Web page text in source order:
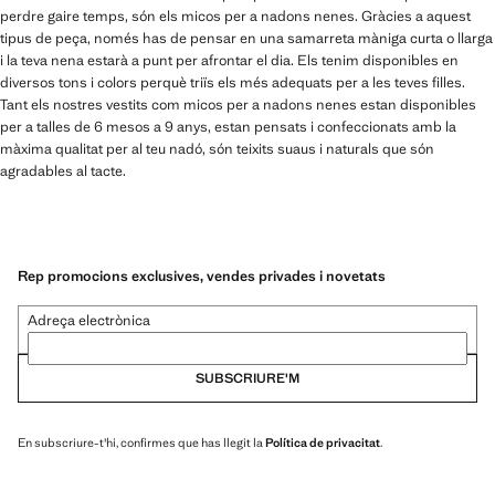
perdre gaire temps, són els micos per a nadons nenes. Gràcies a aquest
tipus de peça, només has de pensar en una samarreta màniga curta o llarga
i la teva nena estarà a punt per afrontar el dia. Els tenim disponibles en
diversos tons i colors perquè triïs els més adequats per a les teves filles.
Tant els nostres vestits com micos per a nadons nenes estan disponibles
per a talles de 6 mesos a 9 anys, estan pensats i confeccionats amb la
màxima qualitat per al teu nadó, són teixits suaus i naturals que són
agradables al tacte.
Rep promocions exclusives, vendes privades i novetats
Adreça electrònica
SUBSCRIURE'M
En subscriure-t'hi, confirmes que has llegit la Política de privacitat.